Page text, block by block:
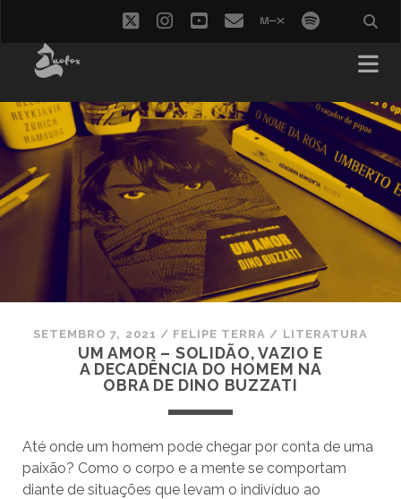
twitterinstagram
youtube
emailmixcloud
spotify
SETEMBRO 7, 2021 / FELIPE TERRA / LITERATURA
UM AMOR – SOLIDÃO, VAZIO E
A DECADÊNCIA DO HOMEM NA
OBRA DE DINO BUZZATI
Até onde um homem pode chegar por conta de uma
paixão? Como o corpo e a mente se comportam
diante de situações que levam o indivíduo ao